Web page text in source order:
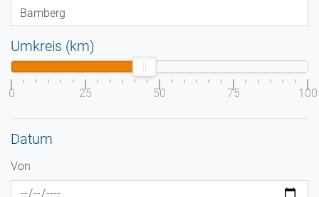
Umkreis (km)
0 25 50 75 100
Datum
Von